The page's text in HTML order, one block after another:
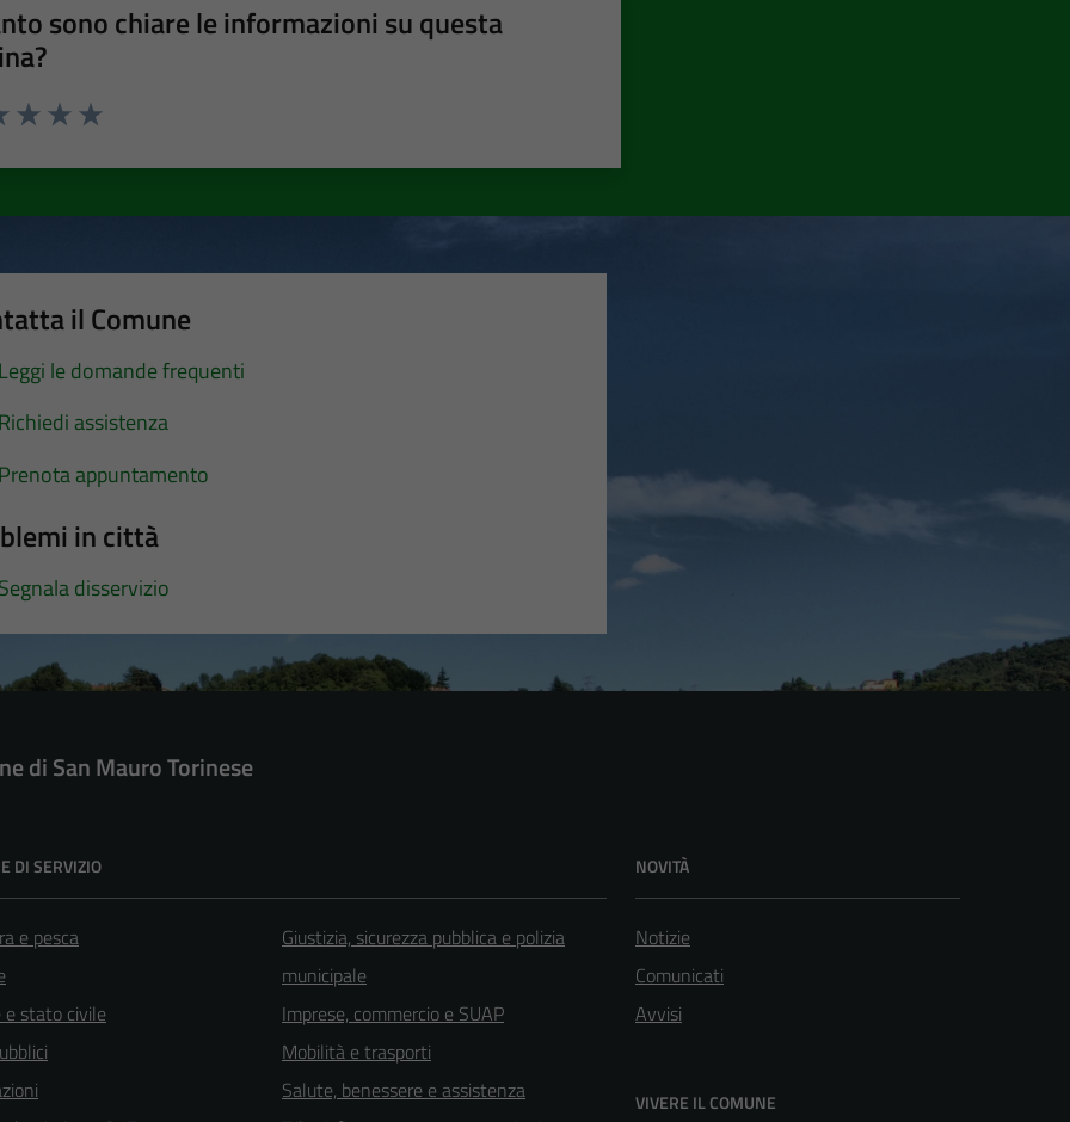
sono chiare le informazioni su questa
il Comune
le domande frequenti
assistenza
appuntamento
in città
disservizio
di San Mauro Torinese
DI SERVIZIO
e pesca
e stato civile
Giustizia, sicurezza pubblica e polizia
municipale
Imprese, commercio e SUAP
Mobilità e trasporti
Salute, benessere e assistenza
NOVITÀ
Notizie
Comunicati
Avvisi
VIVERE IL COMUNE